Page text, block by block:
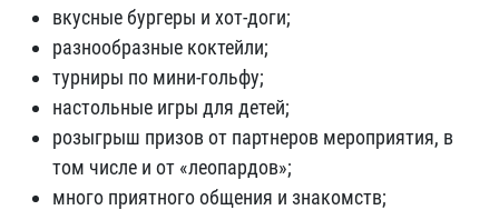
вкусные бургеры и хот-доги;
разнообразные коктейли;
турниры по мини-гольфу;
настольные игры для детей;
розыгрыш призов от партнеров мероприятия, в
том числе и от «леопардов»;
много приятного общения и знакомств;